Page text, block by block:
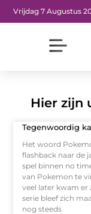
Vrijdag 7 Augustus
Hier zijn
Tegenwoordig
Het woord
flashback naar de
spel binnen no
van Pokemon te
veel later kwam er
serie bleef zich
nog steeds